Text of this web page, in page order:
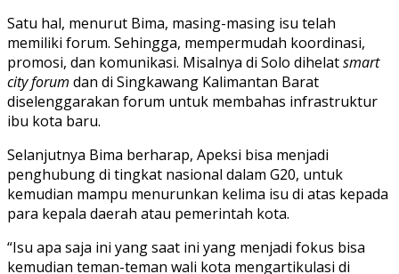
Satu hal, menurut Bima, masing-masing isu telah
memiliki forum. Sehingga, mempermudah koordinasi,
promosi, dan komunikasi. Misalnya di Solo dihelatsmart
city forum dan di Singkawang Kalimantan Barat
diselenggarakan forum untuk membahas infrastruktur
ibu kota baru.
Selanjutnya Bima berharap, Apeksi bisa menjadi
penghubung di tingkat nasional dalam G20, untuk
kemudian mampu menurunkan kelima isu di atas kepada
para kepala daerah atau pemerintah kota.
“Isu apa saja ini yang saat ini yang menjadi fokus bisa
kemudian teman-teman wali kota mengartikulasi di